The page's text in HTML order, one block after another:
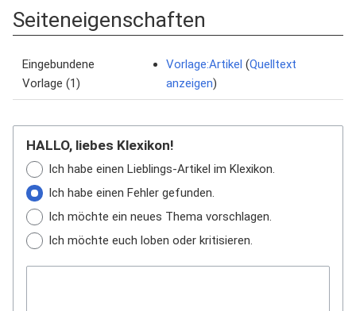
Seiteneigenschaften
Eingebundene
Vorlage (1)
Vorlage:Artikel (Quelltext
anzeigen)
HALLO, liebes Klexikon!
Ich habe einen Lieblings-Artikel im Klexikon.
Ich habe einen Fehler gefunden.
Ich möchte ein neues Thema vorschlagen.
Ich möchte euch loben oder kritisieren.